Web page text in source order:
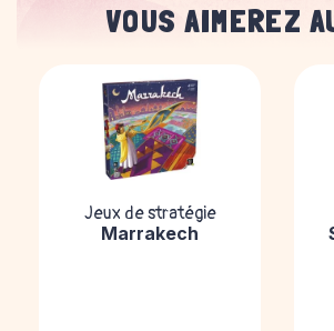
VOUS AIMEREZ
Jeux de stratégie
Marrakech